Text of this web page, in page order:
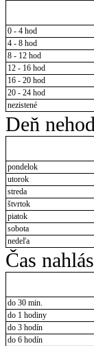
0 - 4 hod
4 - 8 hod
8 - 12 hod
12 - 16 hod
16 - 20 hod
20 - 24 hod
nezistené
Deň
pondelok
utorok
streda
štvrtok
piatok
sobota
nedeľa
Čas
do 30 min.
do 1 hodiny
do 3 hodín
do 6 hodín